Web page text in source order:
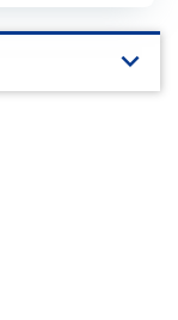
expand_more